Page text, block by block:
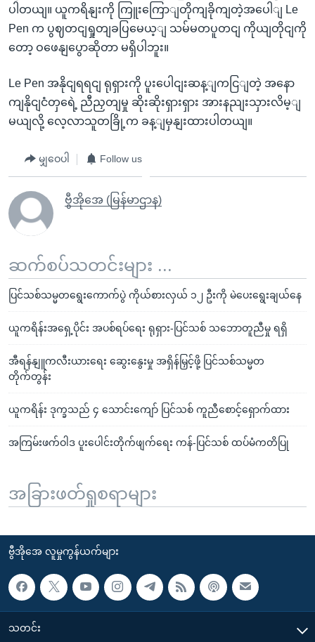
ပါတယျ။ ယူကရိနျးကို ကြူးကြောျတိုကျခိုကျတဲ့အပေါျ Le
Pen က ပွဈတငျရှုတျခပြမေယ့ျ သမ်မတပူတငျ ကိုယျတိုငျကို
တော့ ဝဖေနျပွောဆိုတာ မရှိပါဘူး။
Le Pen အနိုငျရရငျ ရုရှားကို ပူးပေါငျးဆန့ျကငြျတဲ့ အနော
ကျနိုငျငံတှရေဲ့ ညီညှတျမှု ဆိုးဆိုးရှားရှား အားနညျးသှားလိမ့ျ
မယျလို့ လေ့လာသူတခြို့က ခန့ျမှနျးထားပါတယျ။
မျှဝေပါ Follow us
ဗွီအိုအေ (မြန်မာဌာန)
ဆက်စပ်သတင်းများ ...
ပြင်သစ်သမ္မတရွေးကောက်ပွဲ ကိုယ်စားလှယ် ၁၂ ဦးကို မဲပေးရွေးချယ်နေ
ယူကရိန်းအရှေ့ပိုင်း အပစ်ရပ်ရေး ရုရှား-ပြင်သစ် သဘောတူညီမှု ရရှိ
အီရန်နျူကလီးယားရေး ဆွေးနွေးမှု အရှိန်မြှင့်ဖို့ ပြင်သစ်သမ္မတ
တိုက်တွန်း
ယူကရိန်း ဒုက္ခသည် ၄ သောင်းကျော် ပြင်သစ် ကူညီစောင့်ရှောက်ထား
အကြမ်းဖက်ဝါဒ ပူးပေါင်းတိုက်ဖျက်ရေး ကန်-ပြင်သစ် ထပ်မံကတိပြု
အခြားဖတ်ရှုစရာများ
ဗွီအိုအေ လူမှုကွန်ယက်များ
သတင်း